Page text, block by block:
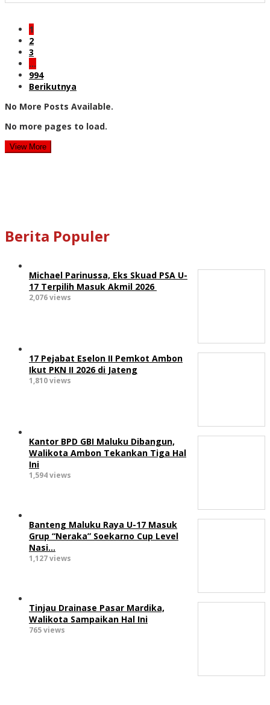
1
2
3
…
994
Berikutnya
No More Posts Available.
No more pages to load.
View More
Berita Populer
Michael Parinussa, Eks Skuad PSA U-
17 Terpilih Masuk Akmil 2026
2,076 views
17 Pejabat Eselon II Pemkot Ambon
Ikut PKN II 2026 di Jateng
1,810 views
Kantor BPD GBI Maluku Dibangun,
Walikota Ambon Tekankan Tiga Hal
Ini
1,594 views
Banteng Maluku Raya U-17 Masuk
Grup “Neraka” Soekarno Cup Level
Nasi…
1,127 views
Tinjau Drainase Pasar Mardika,
Walikota Sampaikan Hal Ini
765 views